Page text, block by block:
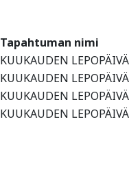
Tapahtuman nimi
KUUKAUDEN LEPOPÄIVÄ
KUUKAUDEN LEPOPÄIVÄ
KUUKAUDEN LEPOPÄIVÄ
KUUKAUDEN LEPOPÄIVÄ